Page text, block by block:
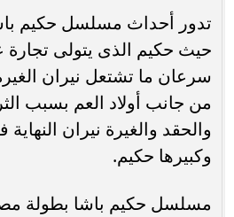
تدور أحداث مسلسل حكيم
حيث حكيم الذى يتولى تجارة
سرعان ما تشتعل نيران
من جانب أولاد العم بسبب
والحقد والغيرة نيران النهاية
وكبيرها حكيم.
مسلسل حكيم باشا بطولة